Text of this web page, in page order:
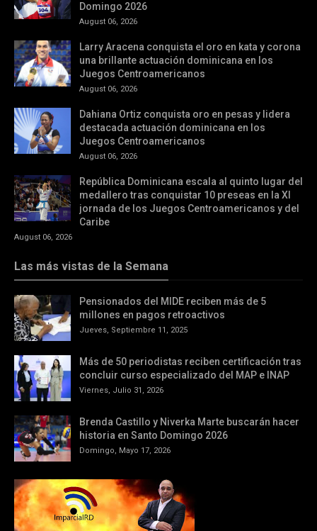
Domingo 2026
August 06, 2026
Larry Aracena conquista el oro en kata y corona
una brillante actuación dominicana en los
Juegos Centroamericanos
August 06, 2026
Dahiana Ortiz conquista oro en pesas y lidera
destacada actuación dominicana en los
Juegos Centroamericanos
August 06, 2026
República Dominicana escala al quinto lugar del
medallero tras conquistar 10 preseas en la XI
jornada de los Juegos Centroamericanos y del
Caribe
August 06, 2026
Las más vistas de la Semana
Pensionados del MIDE reciben más de 5
millones en pagos retroactivos
Jueves, Septiembre 11, 2025
Más de 50 periodistas reciben certificación tras
concluir curso especializado del MAP e INAP
Viernes, Julio 31, 2026
Brenda Castillo y Niverka Marte buscarán hacer
historia en Santo Domingo 2026
Domingo, Mayo 17, 2026